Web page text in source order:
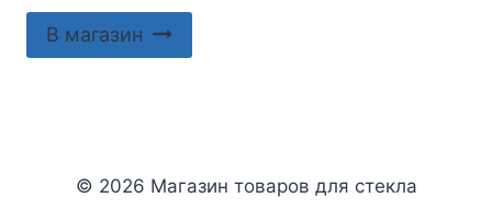
В магазин
© 2026 Магазин товаров для стекла